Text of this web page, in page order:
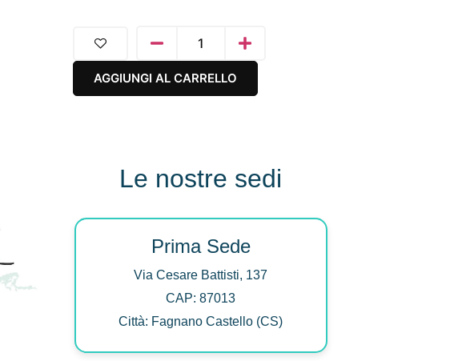
AGGIUNGI AL CARRELLO
Le nostre sedi
Prima Sede
Via Cesare Battisti, 137
CAP: 87013
Città: Fagnano Castello (CS)